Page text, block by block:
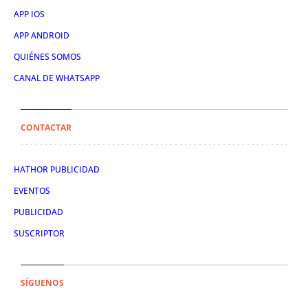
APP IOS
APP ANDROID
QUIÉNES SOMOS
CANAL DE WHATSAPP
CONTACTAR
HATHOR PUBLICIDAD
EVENTOS
PUBLICIDAD
SUSCRIPTOR
SÍGUENOS